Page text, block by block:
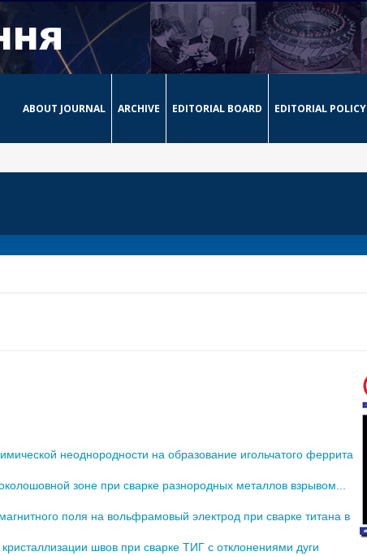
ABOUT JOURNAL ARCHIVE EDITORIAL BOARD EDITORIAL POLICY
неоднородности на образование игольчатого феррита
зоне при сварке разнородных металлов взрывом...
поля на вольфрамовый электрод при сварке титана в
швов при сварке ТИГ с отклонениями дуги